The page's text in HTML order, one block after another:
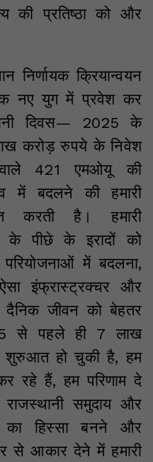
की प्रतिष्ठा को और
निर्णायक क्रियान्वयन
नए युग में प्रवेश कर
दिवस— 2025 के
लाख करोड़ रुपये के निवेश
वाले 421 एमओयू की
में बदलने की हमारी
करती है। हमारी
के पीछे के इरादों को
में बदलना,
इंफ्रास्ट्रक्चर और
दैनिक जीवन को बेहतर
से पहले ही 7 लाख
हो चुकी है, हम
रहे हैं, हम परिणाम दे
समुदाय और
का हिस्सा बनने और
से आकार देने में हमारी